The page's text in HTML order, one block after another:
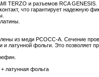
TERZO и разъемов RCA GENESIS.
что гарантирует надежную
из меди PCOCC-A. Сечение
латунной фольги. Это позволяет
латунная фольга